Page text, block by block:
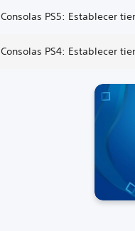
Consolas PS5: Establecer
Consolas PS4: Establecer